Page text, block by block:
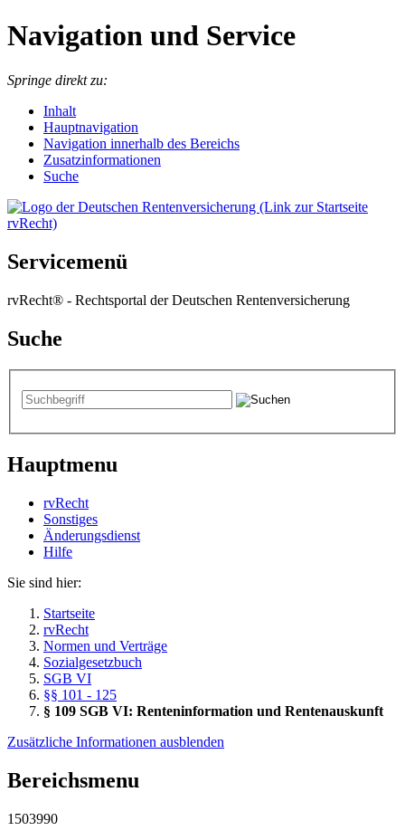
Navigation und Service
Springe direkt zu:
Inhalt
Hauptnavigation
Navigation innerhalb des Bereichs
Zusatzinformationen
Suche
Servicemenü
rvRecht® - Rechtsportal der Deutschen Rentenversicherung
Suche
Hauptmenu
rvRecht
Sonstiges
Änderungsdienst
Hil­fe
Sie sind hier:
Startseite
rvRecht
Normen und Verträge
Sozialgesetzbuch
SGB VI
§§ 101 - 125
§ 109 SGB VI: Renteninformation und Rentenauskunft
Zusätzliche Informationen ausblenden
Bereichsmenu
1503990